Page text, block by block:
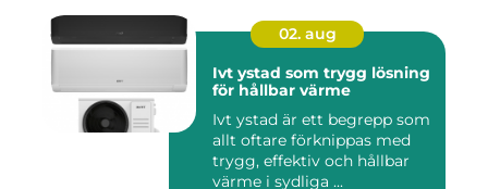
02. aug
Ivt ystad som trygg lösning
för hållbar värme
Ivt ystad är ett begrepp som
allt oftare förknippas med
trygg, effektiv och hållbar
värme i sydliga ...